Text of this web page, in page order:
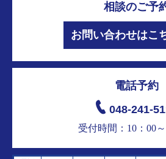
相談のご予
お問い合わせはこ
電話予約
048-241-
受付時間：10：00